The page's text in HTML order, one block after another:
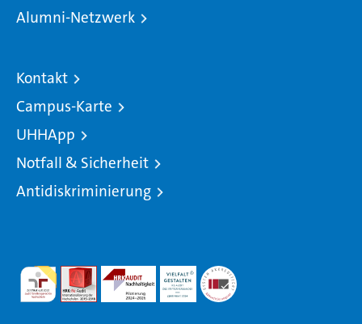
Alumni-Netzwerk
Kontakt
Campus-Karte
UHHApp
Notfall & Sicherheit
Antidiskriminierung